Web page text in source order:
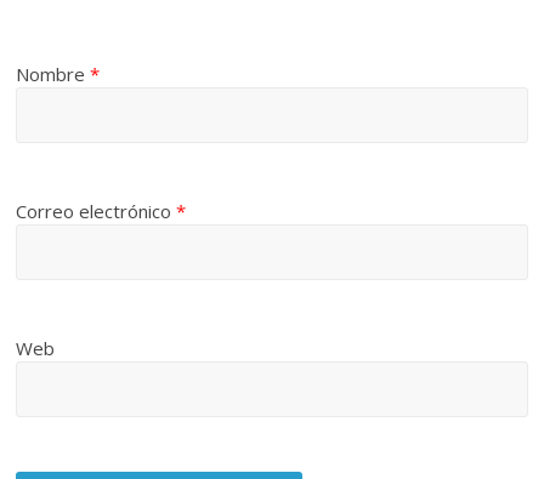
Nombre*
Correo electrónico*
Web